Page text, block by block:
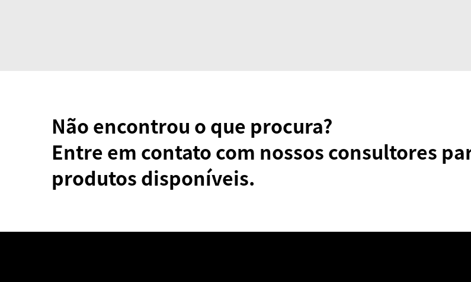
Não encontrou o que procura?
Entre em contato com nossos consultores
produtos disponíveis.